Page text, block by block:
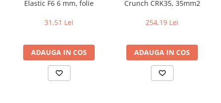
Elastic F6 6 mm, folie
31,51 Lei
ADAUGA IN COS
Crunch CRK35, 35mm2
254,19 Lei
ADAUGA IN COS